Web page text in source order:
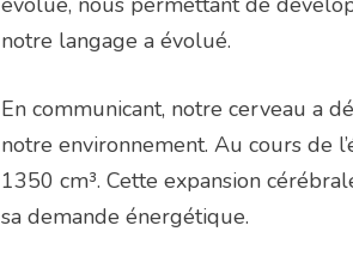
notre langage a évolué.
En communicant, notre cerveau a
notre environnement. Au cours de
1350 cm³. Cette expansion
sa demande énergétique.